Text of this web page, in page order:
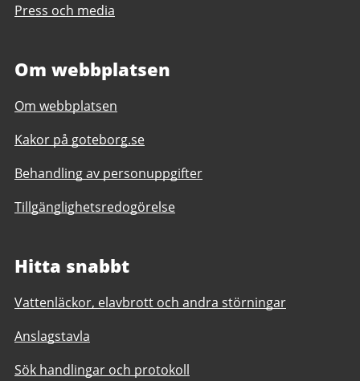
Press och media
Om webbplatsen
Om webbplatsen
Kakor på goteborg.se
Behandling av personuppgifter
Tillgänglighetsredogörelse
Hitta snabbt
Vattenläckor, elavbrott och andra störningar
Anslagstavla
Sök handlingar och protokoll